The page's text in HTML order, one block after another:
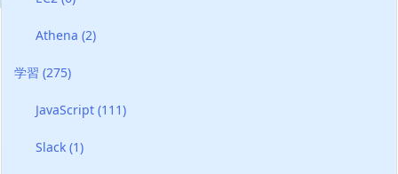
Athena(2)
学習 (275)
JavaScript(111)
Slack(1)